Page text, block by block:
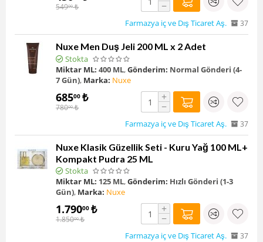
54900 ₺ −
Farmazya iç ve Dış Ticaret Aş. 37
Nuxe Men Duş Jeli 200 ML x 2 Adet
Stokta
Miktar ML: 400 ML,Gönderim: Normal Gönderi (4-
7 Gün), Marka: Nuxe
68500 ₺
78000 ₺
+
−
Farmazya iç ve Dış Ticaret Aş. 37
Nuxe Klasik Güzellik Seti - Kuru Yağ 100 ML+
Kompakt Pudra 25 ML
Stokta
Miktar ML: 125 ML,Gönderim: Hızlı Gönderi (1-3
Gün), Marka: Nuxe
1.79000 ₺
1.85000 ₺
+
−
Farmazya iç ve Dış Ticaret Aş. 37